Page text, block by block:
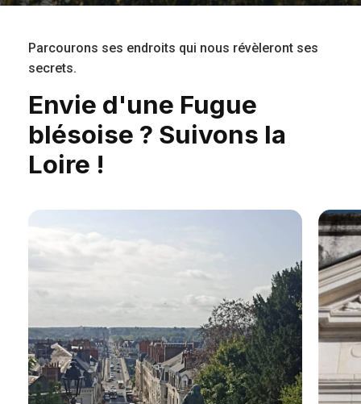
Parcourons ses endroits qui nous révèleront ses
secrets.
Envie d'une Fugue
blésoise ? Suivons la
Loire !